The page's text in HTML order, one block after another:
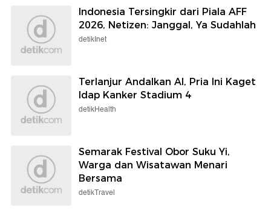
Indonesia Tersingkir dari Piala AFF
2026, Netizen: Janggal, Ya Sudahlah
detikInet
Terlanjur Andalkan AI, Pria Ini Kaget
Idap Kanker Stadium 4
detikHealth
Semarak Festival Obor Suku Yi,
Warga dan Wisatawan Menari
Bersama
detikTravel